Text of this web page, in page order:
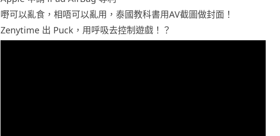
嘢可以亂食，相唔可以亂用，泰國教科書用AV截圖做封面！
Zenytime 出 Puck，用呼吸去控制遊戲！？